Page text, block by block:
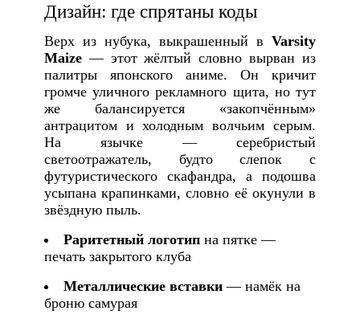
Дизайн: где спрятаны коды
Верх из нубука, выкрашенный вVarsity
Maize— этот жёлтый словно вырван из
палитры японского аниме. Он кричит
громче уличного рекламного щита, но тут
же балансируется «закопчённым»
антрацитом и холодным волчьим серым.
На язычке — серебристый
светоотражатель, будто слепок с
футуристического скафандра, а подошва
усыпана крапинками, словно её окунули в
звёздную пыль.
Раритетный логотипна пятке —
печать закрытого клуба
Металлические вставки— намёк на
броню самурая